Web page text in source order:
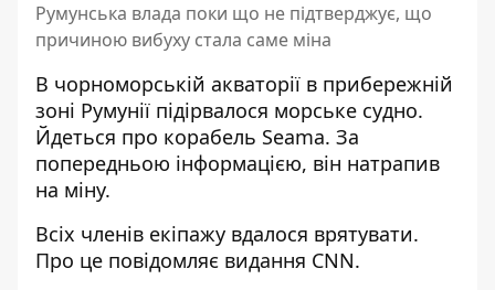
Румунська влада поки що не підтверджує, що
причиною вибуху стала саме міна
В чорноморській акваторії в прибережній
зоні Румунії підірвалося морське судно.
Йдеться про корабель Seama. За
попередньою інформацією, він натрапив
на міну.
Всіх членів екіпажу вдалося врятувати.
Про це повідомляє видання CNN.